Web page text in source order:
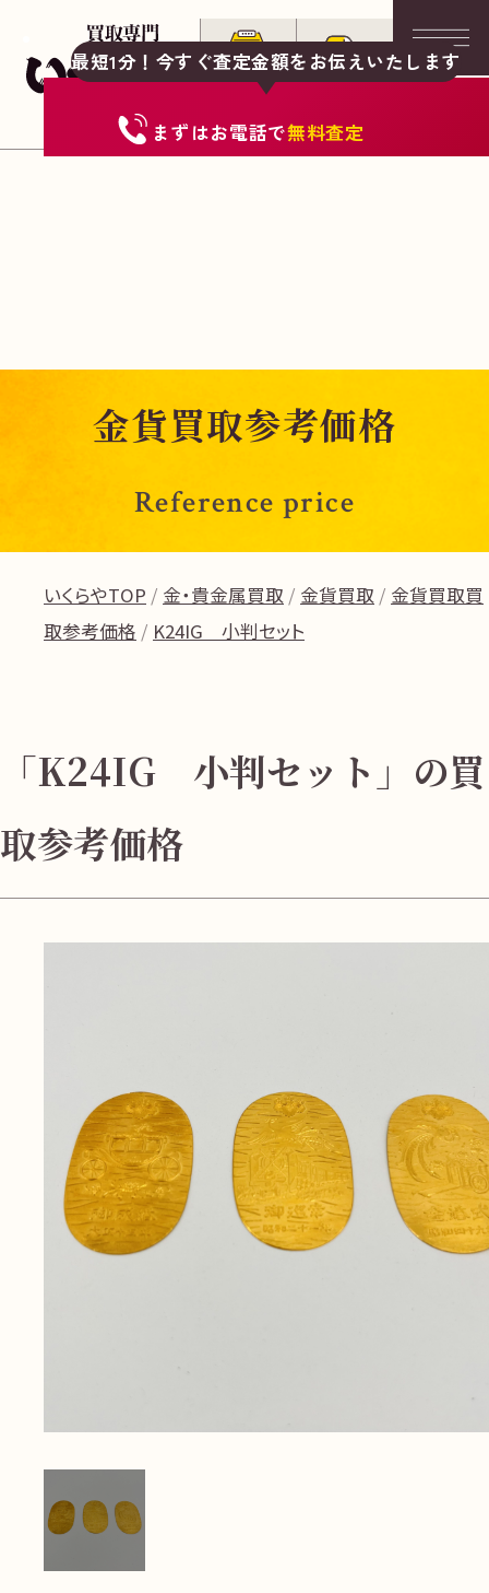
最短1分！今すぐ査定金額をお伝えいたします
まずはお電話で無料査定
電話 で今すぐ無料査定
10:00-19:00（年中無休）/通話料無料
金貨買取参考価格
Reference price
いくらやTOP 金・貴金属買取 金貨買取
金貨買取買
取参考価格
K24IG 小判セット
「K24IG 小判セット」の買
取参考価格